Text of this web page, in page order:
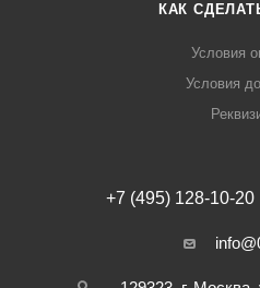
КАК
Условия
Условия
+7 (495) 128-10-20